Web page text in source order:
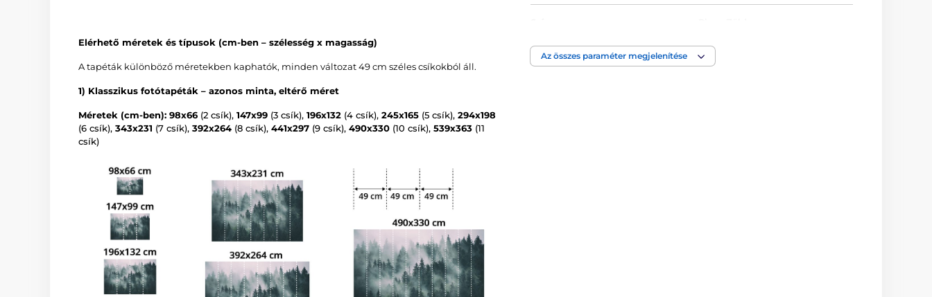
Elérhető méretek és típusok (cm-ben – szélesség x magasság)
A tapéták különböző méretekben kaphatók, minden változat 49 cm széles csíkokból áll.
1) Klasszikus fotótapéták – azonos minta, eltérő méret
Méretek (cm-ben): 98x66 (2 csík), 147x99 (3 csík), 196x132 (4 csík), 245x165 (5 csík), 294x198
(6 csík), 343x231 (7 csík), 392x264 (8 csík), 441x297 (9 csík), 490x330 (10 csík), 539x363 (11
csík)
Tapéta technológia Lemosható
Az összes paraméter megjelenítése